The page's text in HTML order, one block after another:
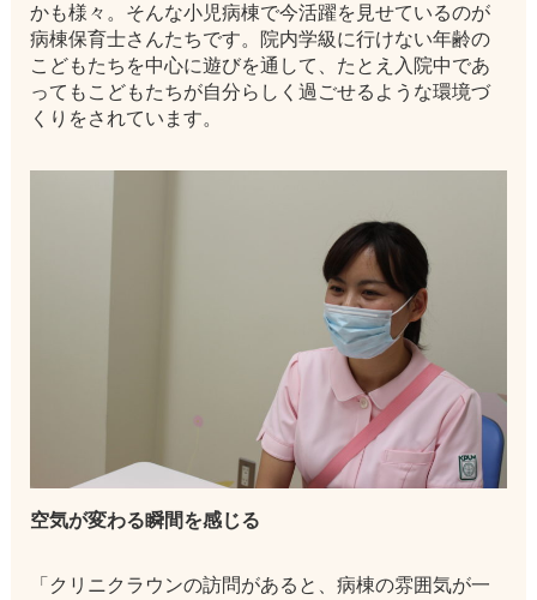
かも様々。そんな小児病棟で今活躍を見せているのが
病棟保育士さんたちです。院内学級に行けない年齢の
こどもたちを中心に遊びを通して、たとえ入院中であ
ってもこどもたちが自分らしく過ごせるような環境づ
くりをされています。
空気が変わる瞬間を感じる
「クリニクラウンの訪問があると、病棟の雰囲気が一